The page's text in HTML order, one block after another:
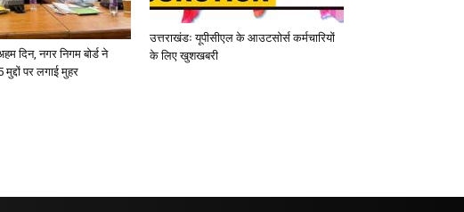
दिन, नगर निगम बोर्ड ने
पर लगाई मुहर
उत्तराखंडः यूपीसीएल के आउटसोर्स कर्मचारियों
के लिए खुशखबरी